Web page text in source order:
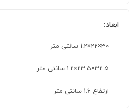
ابعاد:
30×22×1.2 سانتی متر
32.5×23.5×1.2 سانتی متر
ارتفاع 1.6 سانتی متر